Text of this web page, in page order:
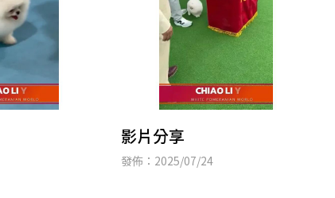
影片分享
發佈：2025/07/24